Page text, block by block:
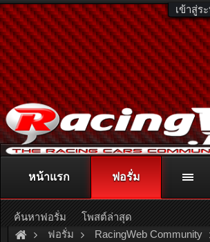
เข้าสู่ร
ติดต่อลงโฆษณา racingweb@gmail.comหรือ
หรืออ่านรายละเอียดเพิ่มเติม
ฟอรั่ม RacingWeb Community
หน้าแรก ฟอรั่ม
ค้นหาฟอรั่ม โพสต์ล่าสุด